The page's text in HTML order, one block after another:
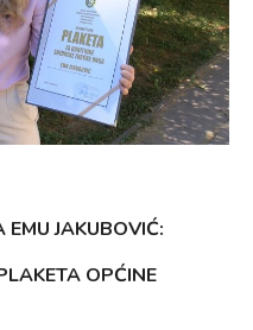
JAKUBOVIĆ:
OPĆINE